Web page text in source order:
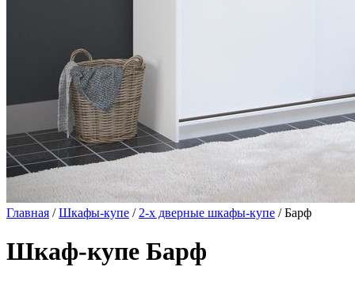
Главная /Шкафы-купе / 2-х дверные шкафы-купе / Барф
Шкаф-купе Барф